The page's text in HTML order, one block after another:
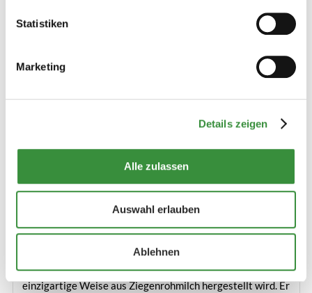
Statistiken
Marketing
Details zeigen
Alle zulassen
Auswahl erlauben
Ablehnen
La Bouygette
(1 reviews)
La Bouygette ist ein französischer Ziegenkäse, der auf eine
einzigartige Weise aus Ziegenrohmilch hergestellt wird. Er